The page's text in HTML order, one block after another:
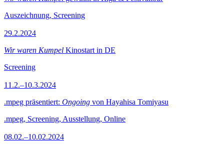
Auszeichnung, Screening
29.2.2024
Wir waren Kumpel Kinostart in DE
Screening
11.2.–10.3.2024
.mpeg präsentiert: Ongoing von Hayahisa Tomiyasu
.mpeg, Screening, Ausstellung, Online
08.02.–10.02.2024